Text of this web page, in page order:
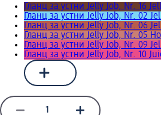
Гланц за устни Jelly Job, Nr. 16
Гланц за устни Jelly Job, Nr. 02
Гланц за устни Jelly Job, Nr. 06
Гланц за устни Jelly Job, Nr. 05
Гланц за устни Jelly Job, Nr. 09
Гланц за устни Jelly Job, Nr. 10